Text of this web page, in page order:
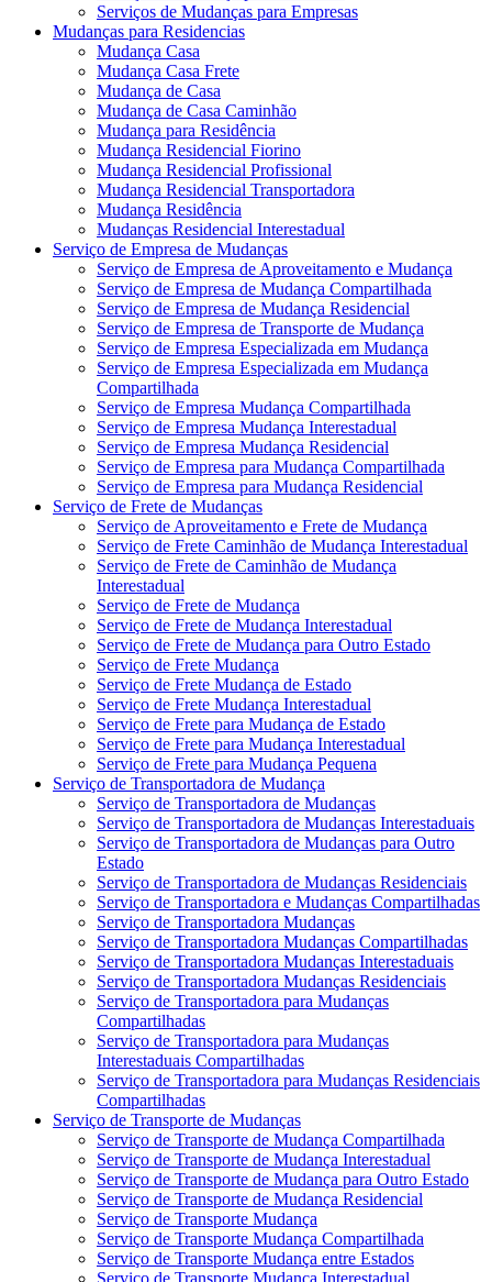
Serviços de Mudanças para Empresas
Mudanças para Residencias
Mudança Casa
Mudança Casa Frete
Mudança de Casa
Mudança de Casa Caminhão
Mudança para Residência
Mudança Residencial Fiorino
Mudança Residencial Profissional
Mudança Residencial Transportadora
Mudança Residência
Mudanças Residencial Interestadual
Serviço de Empresa de Mudanças
Serviço de Empresa de Aproveitamento e Mudança
Serviço de Empresa de Mudança Compartilhada
Serviço de Empresa de Mudança Residencial
Serviço de Empresa de Transporte de Mudança
Serviço de Empresa Especializada em Mudança
Serviço de Empresa Especializada em Mudança
Compartilhada
Serviço de Empresa Mudança Compartilhada
Serviço de Empresa Mudança Interestadual
Serviço de Empresa Mudança Residencial
Serviço de Empresa para Mudança Compartilhada
Serviço de Empresa para Mudança Residencial
Serviço de Frete de Mudanças
Serviço de Aproveitamento e Frete de Mudança
Serviço de Frete Caminhão de Mudança Interestadual
Serviço de Frete de Caminhão de Mudança
Interestadual
Serviço de Frete de Mudança
Serviço de Frete de Mudança Interestadual
Serviço de Frete de Mudança para Outro Estado
Serviço de Frete Mudança
Serviço de Frete Mudança de Estado
Serviço de Frete Mudança Interestadual
Serviço de Frete para Mudança de Estado
Serviço de Frete para Mudança Interestadual
Serviço de Frete para Mudança Pequena
Serviço de Transportadora de Mudança
Serviço de Transportadora de Mudanças
Serviço de Transportadora de Mudanças Interestaduais
Serviço de Transportadora de Mudanças para Outro
Estado
Serviço de Transportadora de Mudanças Residenciais
Serviço de Transportadora e Mudanças Compartilhadas
Serviço de Transportadora Mudanças
Serviço de Transportadora Mudanças Compartilhadas
Serviço de Transportadora Mudanças Interestaduais
Serviço de Transportadora Mudanças Residenciais
Serviço de Transportadora para Mudanças
Compartilhadas
Serviço de Transportadora para Mudanças
Interestaduais Compartilhadas
Serviço de Transportadora para Mudanças Residenciais
Compartilhadas
Serviço de Transporte de Mudanças
Serviço de Transporte de Mudança Compartilhada
Serviço de Transporte de Mudança Interestadual
Serviço de Transporte de Mudança para Outro Estado
Serviço de Transporte de Mudança Residencial
Serviço de Transporte Mudança
Serviço de Transporte Mudança Compartilhada
Serviço de Transporte Mudança entre Estados
Serviço de Transporte Mudança Interestadual